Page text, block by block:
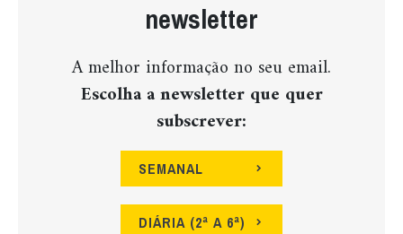
newsletter
A melhor informação no seu email.
Escolha a newsletter que quer
subscrever:
SEMANAL
DIÁRIA (2ª A 6ª)